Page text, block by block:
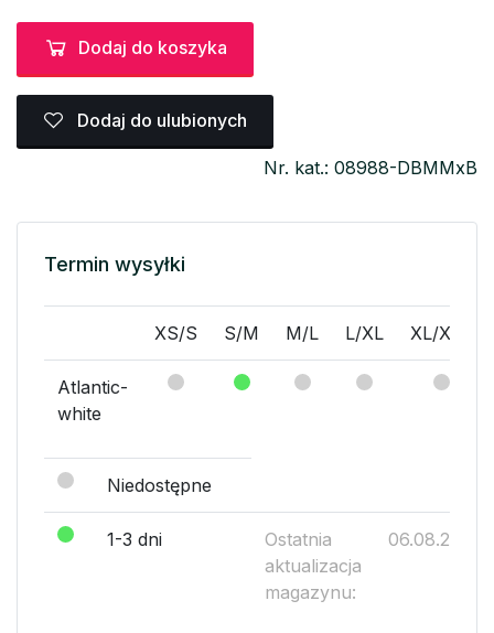
Dodaj do koszyka
Dodaj do ulubionych
Nr. kat.: 08988-DBMMxB
Termin wysyłki
XS/S S/M M/L L/XL XL/XXL
Atlantic-
white
Niedostępne
1-3 dni
Ostatnia
aktualizacja
magazynu:
06.08.2026